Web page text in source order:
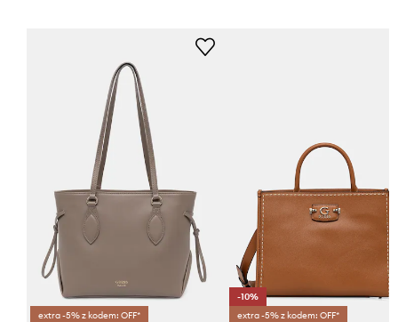
extra -5% z kodem: OFF*
-10%
extra -5% z kodem: OFF*